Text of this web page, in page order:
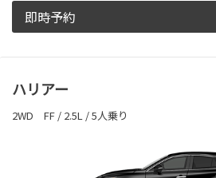
即時予約
ハリアー
2WD FF / 2.5L / 5人乗り